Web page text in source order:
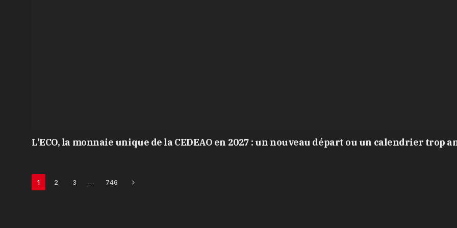
L’ECO, la monnaie unique de la CEDEAO en 2027 : un nouveau départ ou un calendrier trop
1 2 3 … 746 Next